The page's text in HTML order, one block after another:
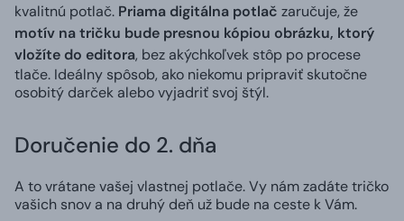
kvalitnú potlač. Priama digitálna potlač zaručuje, že
motív na tričku bude presnou kópiou obrázku, ktorý
vložíte do editora, bez akýchkoľvek stôp po procese
tlače. Ideálny spôsob, ako niekomu pripraviť skutočne
osobitý darček alebo vyjadriť svoj štýl.
Doručenie do 2. dňa
A to vrátane vašej vlastnej potlače. Vy nám zadáte tričko
vašich snov a na druhý deň už bude na ceste k Vám.